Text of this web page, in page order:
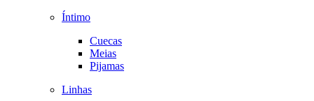
Íntimo
Cuecas
Meias
Pijamas
Linhas